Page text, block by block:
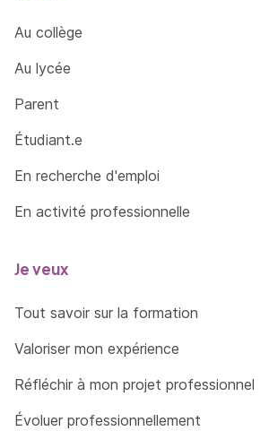
Au collège
Au lycée
Parent
Étudiant.e
En recherche d'emploi
En activité professionnelle
Je veux
Tout savoir sur la formation
Valoriser mon expérience
Réfléchir à mon projet professionnel
Évoluer professionnellement